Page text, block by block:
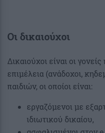
Οι δικαιούχοι
Δικαιούχοι είναι οι
επιμέλεια (ανάδοχοι,
παιδιών, οι οποίοι είναι:
εργαζόμενοι με
ιδιωτικού δικαίου,